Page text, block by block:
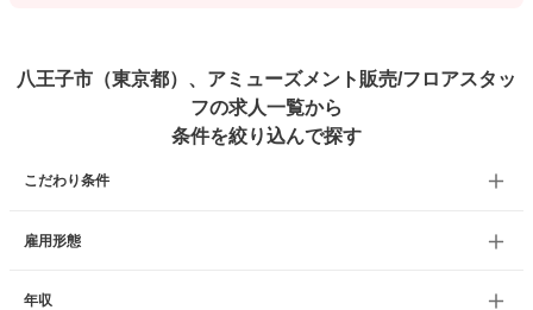
八王子市（東京都）、アミューズメント販売/フロアスタッ
フの求人一覧から
条件を絞り込んで探す
こだわり条件
雇用形態
年収